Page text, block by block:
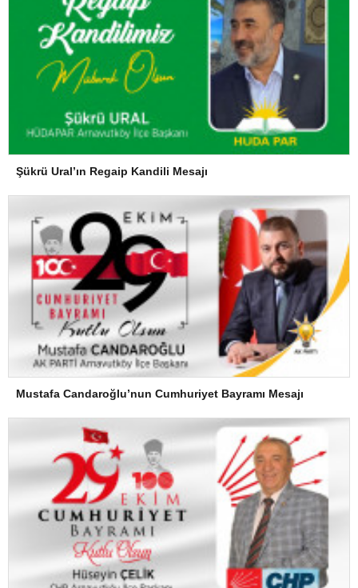
Şükrü Ural’ın Regaip Kandili Mesajı
Mustafa Candaroğlu’nun Cumhuriyet Bayramı Mesajı